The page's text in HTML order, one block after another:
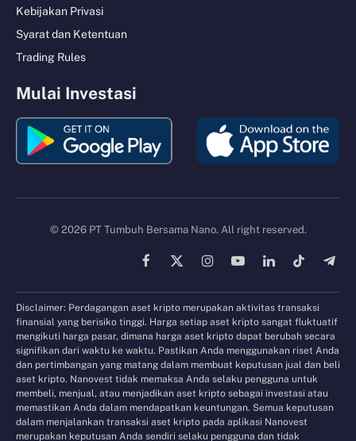
Kebijakan Privasi
Syarat dan Ketentuan
Trading Rules
Mulai Investasi
© 2026 PT Tumbuh Bersama Nano. All right reserved.
Facebook
X
InstagramYouTubeLinkedInTikTok
Disclaimer: Perdagangan aset kripto merupakan aktivitas transaksi
finansial yang berisiko tinggi. Harga setiap aset kripto sangat fluktuatif
mengikuti harga pasar, dimana harga aset kripto dapat berubah secara
signifikan dari waktu ke waktu. Pastikan Anda menggunakan riset Anda
dan pertimbangan yang matang dalam membuat keputusan jual dan beli
aset kripto. Nanovest tidak memaksa Anda selaku pengguna untuk
membeli, menjual, atau menjadikan aset kripto sebagai investasi atau
memastikan Anda dalam mendapatkan keuntungan. Semua keputusan
dalam menjalankan transaksi aset kripto pada aplikasi Nanovest
merupakan keputusan Anda sendiri selaku pengguna dan tidak